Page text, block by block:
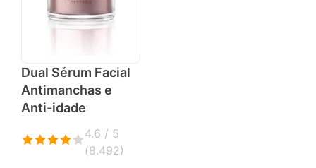
Dual Sérum Facial
Antimanchas e
Anti-idade
4.6 / 5
(8.492)